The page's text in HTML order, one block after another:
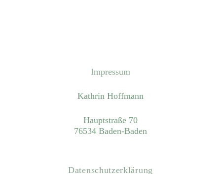
Impressum
Kathrin Hoffmann
Hauptstraße 70
76534 Baden-Baden
Datenschutzerklärung